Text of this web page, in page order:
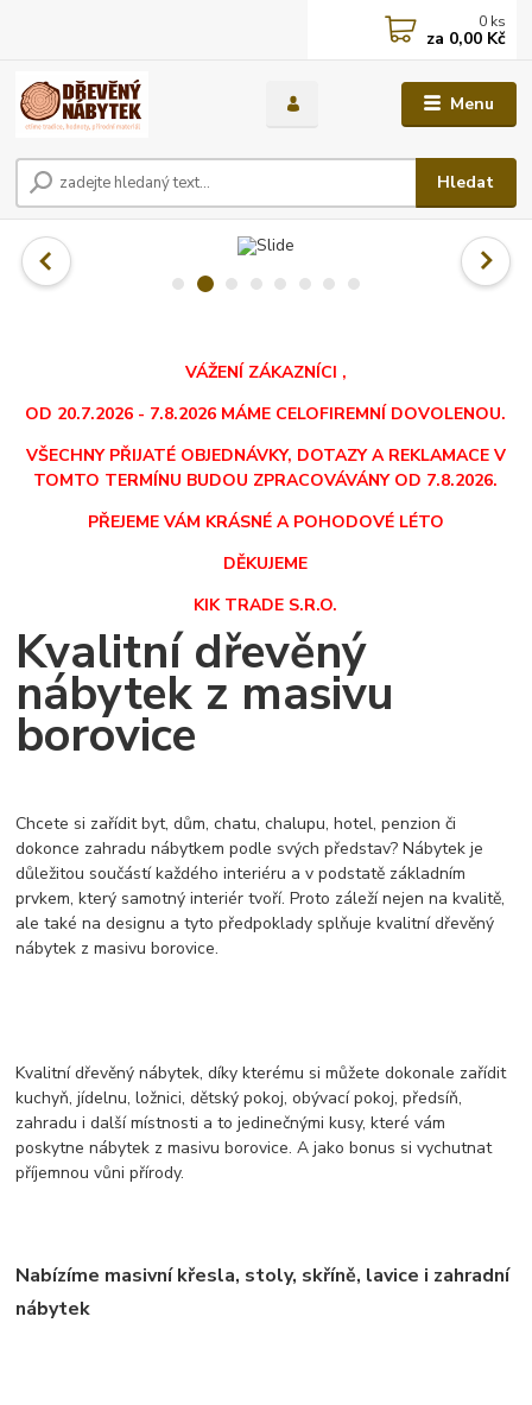
Menu
Hledat
0 ks
za 0,00 Kč
VÁŽENÍ ZÁKAZNÍCI ,
OD 20.7.2026 - 7.8.2026 MÁME CELOFIREMNÍ DOVOLENOU.
VŠECHNY PŘIJATÉ OBJEDNÁVKY, DOTAZY A REKLAMACE V
TOMTO TERMÍNU BUDOU ZPRACOVÁVÁNY OD 7.8.2026.
PŘEJEME VÁM KRÁSNÉ A POHODOVÉ LÉTO
DĚKUJEME
KIK TRADE S.R.O.
Kvalitní dřevěný
nábytek z masivu
borovice
Chcete si zařídit byt, dům, chatu, chalupu, hotel, penzion či
dokonce zahradu nábytkem podle svých představ? Nábytek je
důležitou součástí každého interiéru a v podstatě základním
prvkem, který samotný interiér tvoří. Proto záleží nejen na kvalitě,
ale také na designu a tyto předpoklady splňuje kvalitní dřevěný
nábytek z masivu borovice.
Kvalitní dřevěný nábytek, díky kterému si můžete dokonale zařídit
kuchyň, jídelnu, ložnici, dětský pokoj, obývací pokoj, předsíň,
zahradu i další místnosti a to jedinečnými kusy, které vám
poskytne nábytek z masivu borovice. A jako bonus si vychutnat
příjemnou vůni přírody.
Nabízíme masivní křesla, stoly, skříně, lavice i zahradní
nábytek